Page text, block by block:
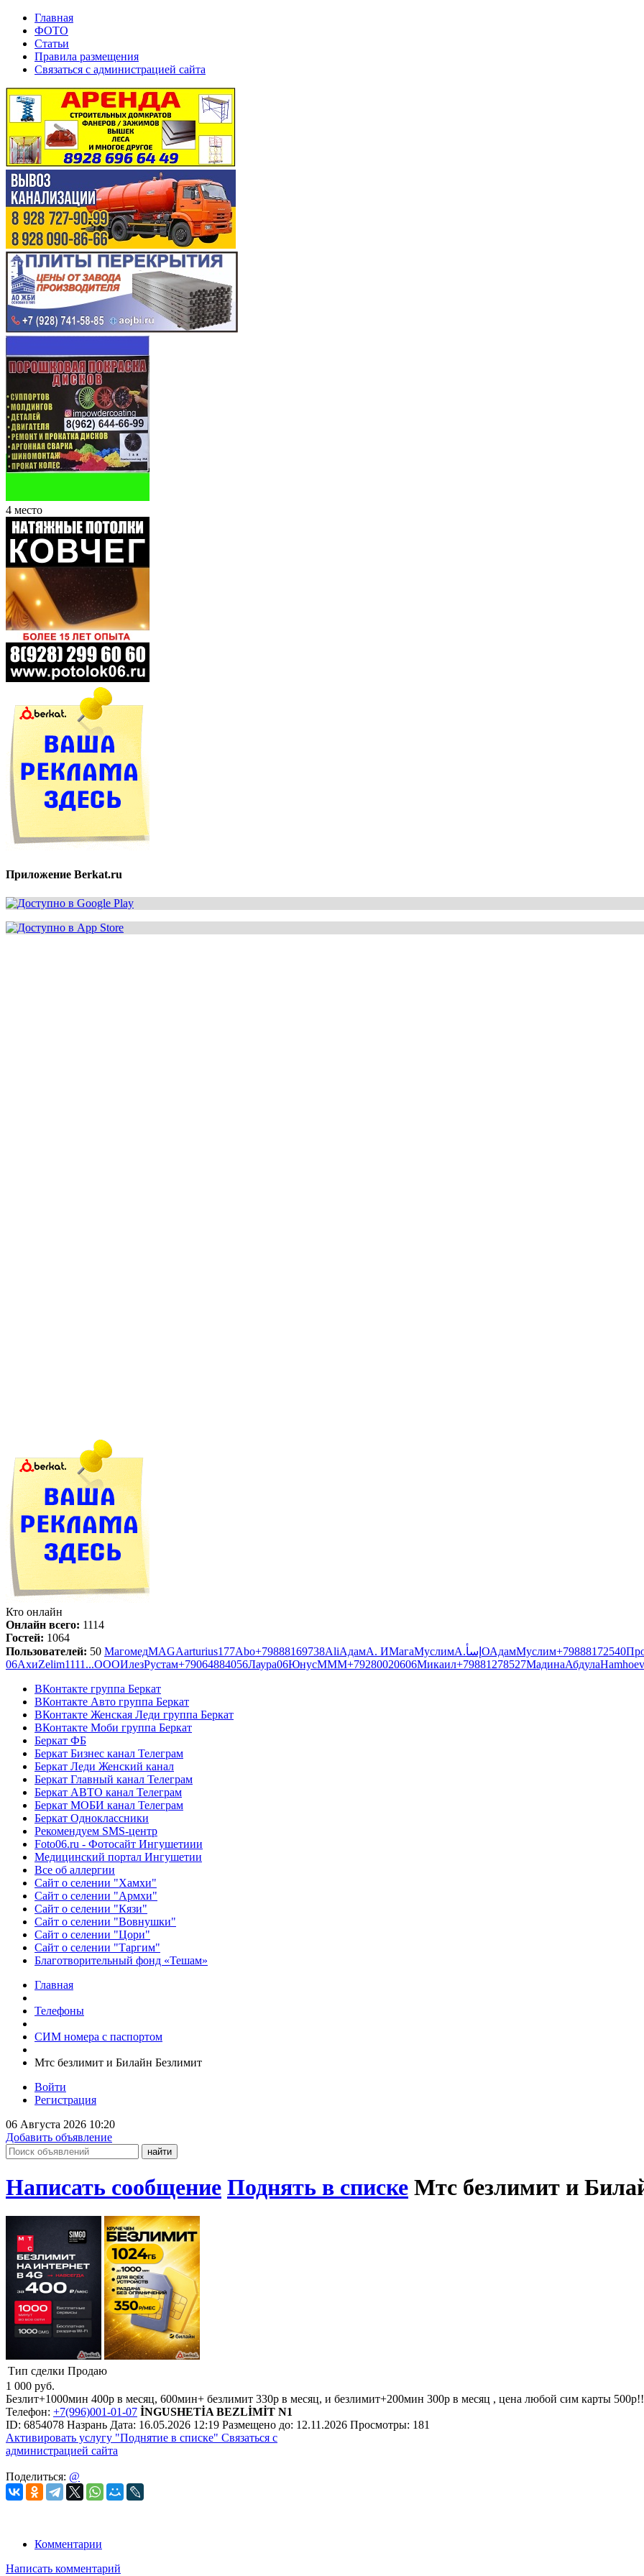
Главная
ФОТО
Статьи
Правила размещения
Связаться с администрацией сайта
4 место
Приложение Berkat.ru
Кто онлайн
Онлайн всего: 1114
Гостей: 1064
Пользователей: 50 МагомедMAGAarturius177Abo+79888169738AliАдамА. ИМагаМуслимА.إسأ ОАдамМуслим+79888172540
06АхиZelim1111...OOOИлезРустам+79064884056Лаура06ЮнусMMM+79280020606Микаил+79881278527МадинаАбдула
ВКонтакте группа Беркат
ВКонтакте Авто группа Беркат
ВКонтакте Женская Леди группа Беркат
ВКонтакте Моби группа Беркат
Беркат ФБ
Беркат Бизнес канал Телеграм
Беркат Леди Женский канал
Беркат Главный канал Телеграм
Беркат АВТО канал Телеграм
Беркат МОБИ канал Телеграм
Беркат Одноклассники
Рекомендуем SMS-центр
Foto06.ru - Фотосайт Ингушетиии
Медицинский портал Ингушетии
Все об аллергии
Сайт о селении "Хамхи"
Сайт о селении "Армхи"
Сайт о селении "Кязи"
Сайт о селении "Вовнушки"
Сайт о селении "Цори"
Сайт о селении "Таргим"
Благотворительный фонд «Тешам»
Главная
Телефоны
СИМ номера с паспортом
Мтс безлимит и Билайн Безлимит
Войти
Регистрация
06 Августа 2026 10:20
Добавить объявление
Написать сообщение Поднять в списке Мтс безлимит и
Тип сделки Продаю
1 000 руб.
Безлит+1000мин 400р в месяц, 600мин+ безлимит 330р в месяц, и безлимит+200мин 300р в месяц , цена любой сим карты
Телефон: +7(996)001-01-07 İNGUSHETİA BEZLİMİT N1
ID: 6854078 Назрань Дата: 16.05.2026 12:19 Размещено до: 12.11.2026 Просмотры: 181
Активировать услугу "Поднятие в списке" Связаться с
администрацией сайта
Поделиться: @
Комментарии
Написать комментарий